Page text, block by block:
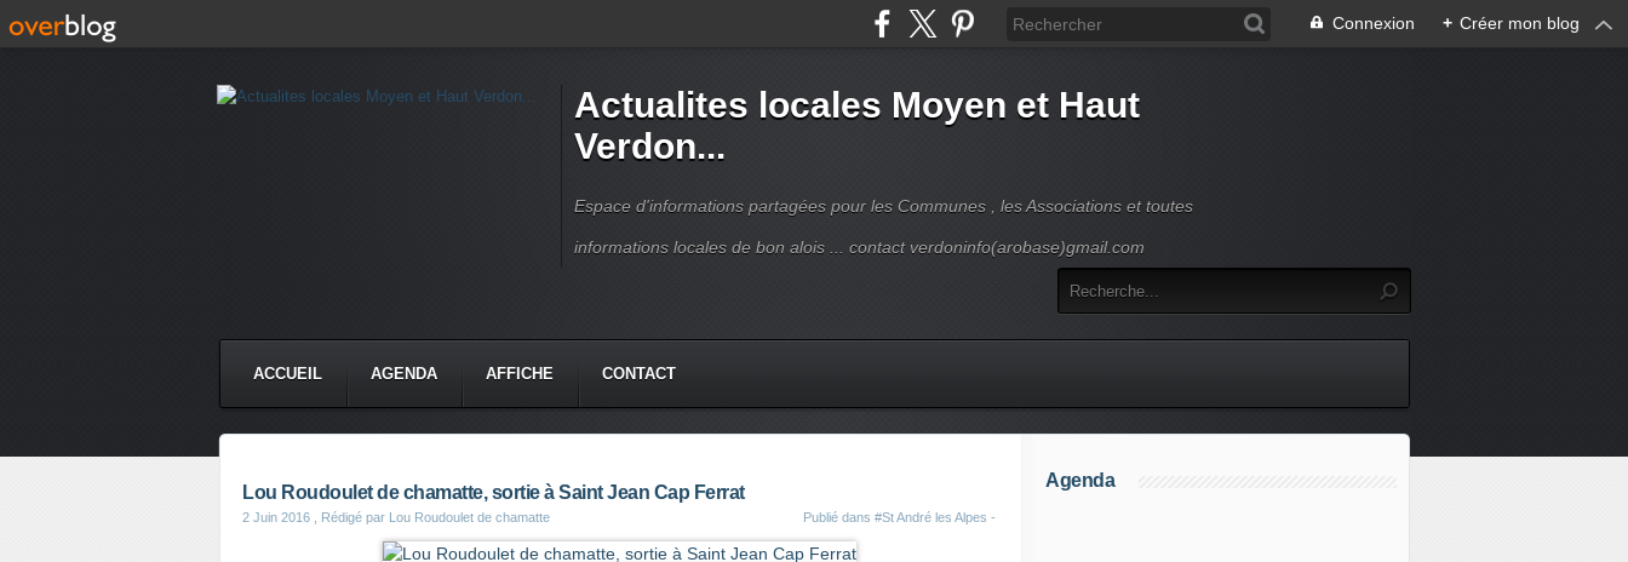
Connexion + Créer mon blog
Actualites locales Moyen et Haut
Verdon...
Espace d'informations partagées pour les Communes , les Associations et toutes
informations locales de bon alois ... contact verdoninfo(arobase)gmail.com
ACCUEIL AGENDA AFFICHE CONTACT
Lou Roudoulet de chamatte, sortie à Saint Jean Cap Ferrat
2 Juin 2016 , Rédigé par Lou Roudoulet de chamatte Publié dans #St André les Alpes -
Agenda